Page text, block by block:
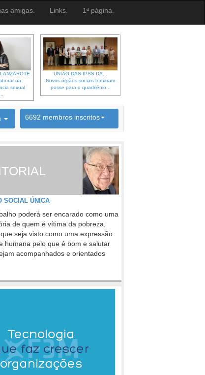
amigas. Links. 1ª página.
na
sexual
UNIÃO DAS IPSS DA...
Novos órgãos sociais tomaram
posse para o quadriénio...
6692 membros inscritos
SOCIAL ÚNICA
poderá ser encarado como uma
de quem é vítima da pobreza,
seja visto como uma expressão
humana pelo que é bom e salutar
acompanhados e orientados